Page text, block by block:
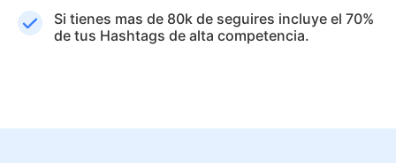
Si tienes mas de 80k de seguires incluye el 70%
de tus Hashtags de alta competencia.